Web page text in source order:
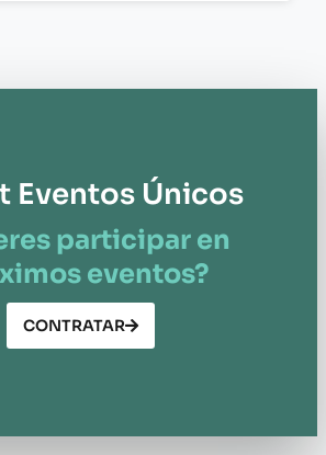
Eventos Únicos
participar en
eventos?
CONTRATAR